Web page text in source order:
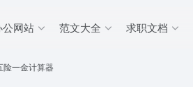
公网站 范文大全 求职文档
险一金计算器